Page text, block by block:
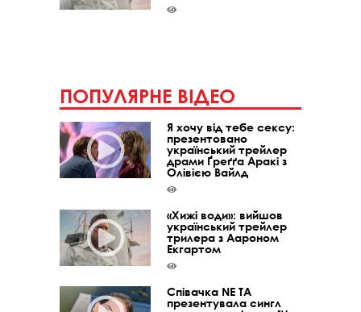
ПОПУЛЯРНЕ ВІДЕО
Я хочу від тебе сексу:
презентовано
український трейлер
драми Ґреґґа Аракі з
Олівією Вайлд
«Хижі води»: вийшов
український трейлер
трилера з Аароном
Екгартом
Співачка NE TA
презентувала сингл